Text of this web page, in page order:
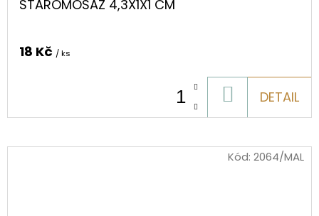
STAROMOSAZ 4,3X1X1 CM
18 Kč / ks
KOŠÍKU
DETAIL
Kód: 2064/MAL